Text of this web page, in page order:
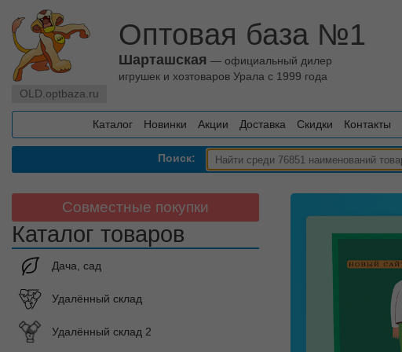
OLD.optbaza.ru
Оптовая база №1
Шарташская — официальный дилер
игрушек и хозтоваров Урала с 1999 года
Каталог Новинки Акции Доставка Скидки Контакты
Поиск:
Совместные покупки
Каталог товаров
Дача, сад
Удалённый склад
Удалённый склад 2